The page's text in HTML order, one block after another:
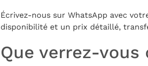
Écrivez-nous sur WhatsApp avec
disponibilité et un prix détaillé,
Que verrez-vous